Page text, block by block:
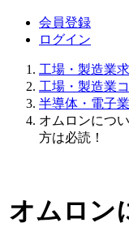
会員登録
ログイン
工場・製造業
工場・製造業
半導体・電子
オムロンにつ
方は必読！
オムロン